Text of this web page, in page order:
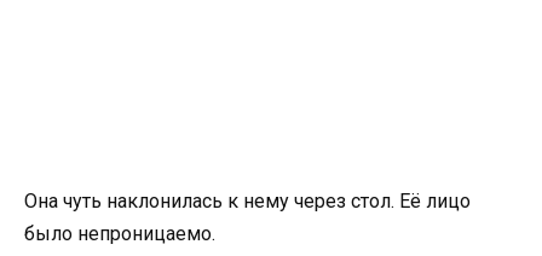
Она чуть наклонилась к нему через стол. Её лицо
было непроницаемо.